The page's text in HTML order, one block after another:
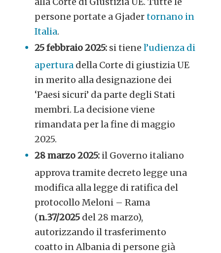
persone portate a Gjadertornano in
Italia.
25 febbraio 2025: si tienel’udienza di
apertura della Corte di giustizia UE
in merito alla designazione dei
‘Paesi sicuri’ da parte degli Stati
membri. La decisione viene
rimandata per la fine di maggio
2025.
28 marzo 2025: il Governo italiano
approva tramite decreto legge una
modifica alla legge di ratifica del
protocollo Meloni – Rama
(n.37/2025 del 28 marzo),
autorizzando il trasferimento
coatto in Albania di persone già